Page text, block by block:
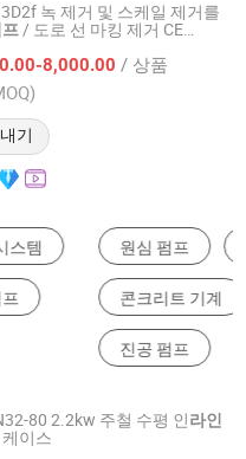
녹 제거 및 스케일 제거를
/ 도로 선 마킹 제거 CE
8,000.00 / 상품
기
Co., Ltd.
물펌프
80 2.2kw 주철 수평 인라인
케이스Co., Ltd.